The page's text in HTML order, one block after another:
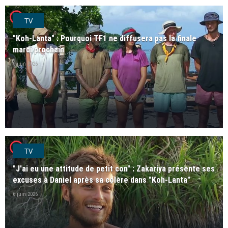
player2TV
"Koh-Lanta" : Pourquoi TF1 ne diffusera pas la finale
mardi prochain
9 juin 2026
player2TV
"J'ai eu une attitude de petit con" : Zakariya présente ses
excuses à Daniel après sa colère dans "Koh-Lanta"
6 juin 2026